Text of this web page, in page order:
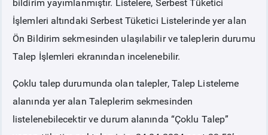
SERBEST TÜKETİCİ
TEMİNAT
bildirim yayımlanmıştır. Listelere, Serbest Tüketici
İşlemleri altındaki Serbest Tüketici Listelerinde yer alan
Ön Bildirim sekmesinden ulaşılabilir ve taleplerin durumu
Talep İşlemleri ekranından incelenebilir.
Çoklu talep durumunda olan talepler, Talep Listeleme
alanında yer alan Taleplerim sekmesinden
listelenebilecektir ve durum alanında “Çoklu Talep”